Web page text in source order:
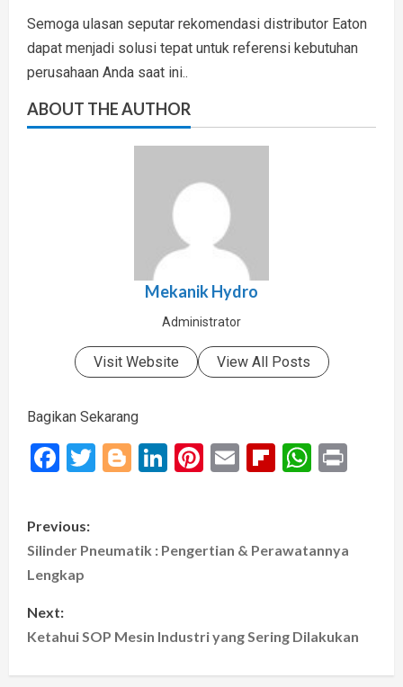
Semoga ulasan seputar rekomendasi distributor Eaton
dapat menjadi solusi tepat untuk referensi kebutuhan
perusahaan Anda saat ini..
ABOUT THE AUTHOR
Mekanik Hydro
Administrator
Visit Website View All Posts
Bagikan Sekarang
Facebook
Twitter
Blogger
LinkedIn
Pinterest
EmailFlipboard
P
o
t
n
Previous:
Silinder Pneumatik : Pengertian & Perawatannya
Lengkap
Next:
Ketahui SOP Mesin Industri yang Sering Dilakukan